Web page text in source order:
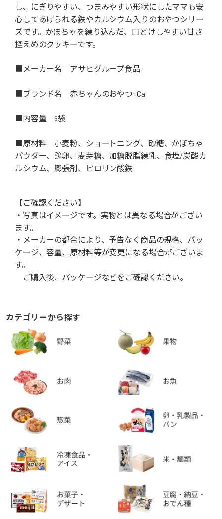
し、にぎりやすい、つまみやすい形状にしたママも安
心してあげられる鉄やカルシウム入りのおやつシリー
ズです。かぼちゃを練り込んだ、口どけしやすい甘さ
控えめのクッキーです。
■メーカー名 アサヒグループ食品
■ブランド名 赤ちゃんのおやつ+Ca
■内容量 6袋
■原材料 小麦粉、ショートニング、砂糖、かぼちゃ
パウダー、鶏卵、麦芽糖、加糖脱脂練乳、食塩/炭酸カ
ルシウム、膨張剤、ピロリン酸鉄
【ご確認ください】
・写真はイメージです。実物とは異なる場合がござい
ます。
・メーカーの都合により、予告なく商品の規格、パッ
ケージ、容量、原材料等が変更になる場合がございま
す。
ご購入後、パッケージなどをご確認ください。
カテゴリーから探す